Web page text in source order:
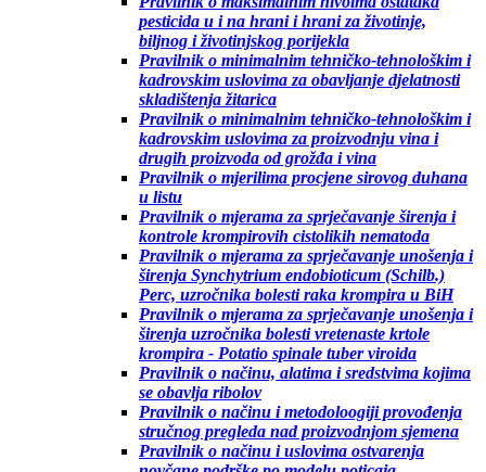
pesticida u i na hrani i hrani za životinje,
biljnog i životinjskog porijekla
Pravilnik o minimalnim tehničko-tehnološkim i
kadrovskim uslovima za obavljanje djelatnosti
skladištenja žitarica
Pravilnik o minimalnim tehničko-tehnološkim i
kadrovskim uslovima za proizvodnju vina i
drugih proizvoda od grožđa i vina
Pravilnik o mjerilima procjene sirovog duhana
u listu
Pravilnik o mjerama za sprječavanje širenja i
kontrole krompirovih cistolikih nematoda
Pravilnik o mjerama za sprječavanje unošenja i
širenja Synchytrium endobioticum (Schilb.)
Perc, uzročnika bolesti raka krompira u BiH
Pravilnik o mjerama za sprječavanje unošenja i
širenja uzročnika bolesti vretenaste krtole
krompira - Potatio spinale tuber viroida
Pravilnik o načinu, alatima i sredstvima kojima
se obavlja ribolov
Pravilnik o načinu i metodoloogiji provođenja
stručnog pregleda nad proizvodnjom sjemena
Pravilnik o načinu i uslovima ostvarenja